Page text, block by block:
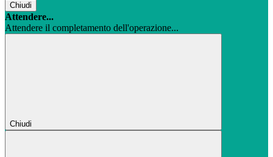
Chiudi
Attendere...
Attendere il completamento dell'operazione...
Chiudi